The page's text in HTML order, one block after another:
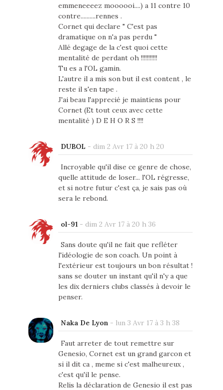
emmeneeeez moooooi....) a 11 contre 10
contre..........rennes .
Cornet qui declare " C'est pas
dramatique on n'a pas perdu "
Allé degage de la c'est quoi cette
mentalité de perdant oh !!!!!!!!!!!
Tu es a l'OL gamin.
L'autre il a mis son but il est content , le
reste il s'en tape .
J'ai beau l'apprecié je maintiens pour
Cornet (Et tout ceux avec cette
mentalité ) D E H O R S !!!!
DUBOL - dim 2 Avr 17 à 20 h 20
Incroyable qu'il dise ce genre de chose,
quelle attitude de loser... l'OL régresse,
et si notre futur c'est ça, je sais pas où
sera le rebond.
ol-91- dim 2 Avr 17 à 20 h 36
Sans doute qu'il ne fait que refléter
l'idéologie de son coach. Un point à
l'extérieur est toujours un bon résultat !
sans se douter un instant qu'il n'y a que
les dix derniers clubs classés à devoir le
penser.
Naka De Lyon- lun 3 Avr 17 à 3 h 38
Faut arreter de tout remettre sur
Genesio, Cornet est un grand garcon et
si il dit ca , meme si c'est malheureux ,
c'est qu'il le pense.
Relis la déclaration de Genesio il est pas